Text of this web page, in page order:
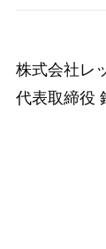
株式会社レ
代表取締役